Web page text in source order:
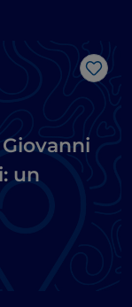
Like
un